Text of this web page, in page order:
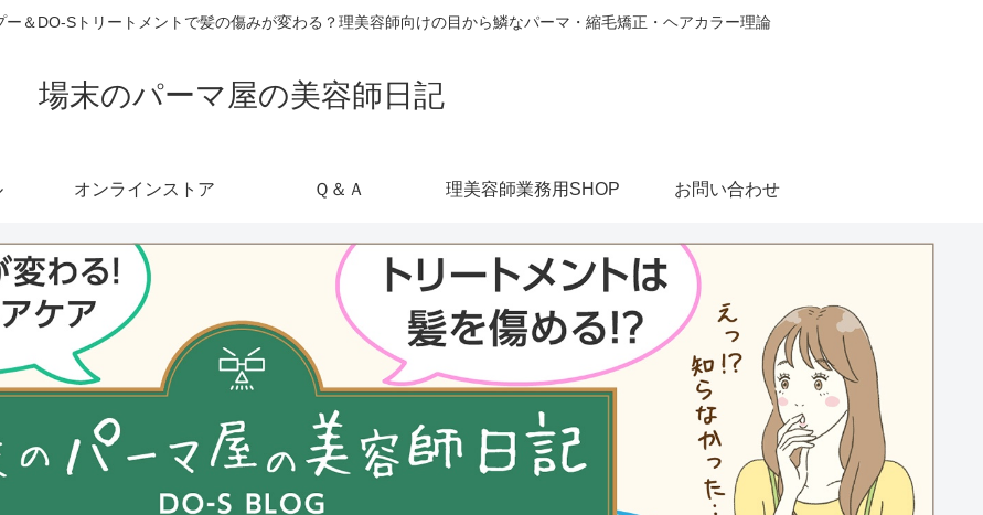
ー＆DO-Sトリートメントで髪の傷みが変わる？理美容師向けの目から鱗なパーマ・縮毛矯正・ヘアカラー理論
場末のパーマ屋の美容師日記
オンラインストア Ｑ＆Ａ 理美容師業務用SHOP お問い合わせ